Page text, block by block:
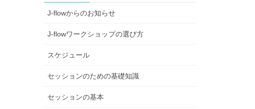
J-flowからのお知らせ
J-flowワークショップの選び方
スケジュール
セッションのための基礎知識
セッションの基本